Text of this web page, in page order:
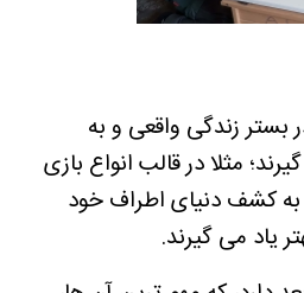
بستر زندگی واقعی و به
مثلا در قالب انواع بازی
کشف دنیای اطراف خود
یاد می گیرند.